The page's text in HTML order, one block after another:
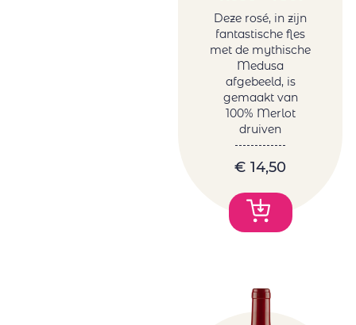
Deze rosé, in zijn
fantastische fles
met de mythische
Medusa
afgebeeld, is
gemaakt van
100% Merlot
druiven
€ 14,50